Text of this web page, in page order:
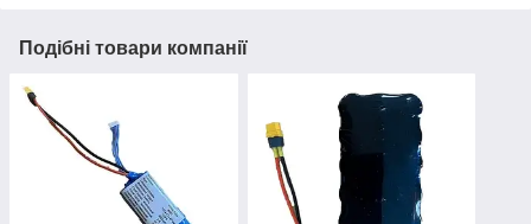
Подібні товари компанії